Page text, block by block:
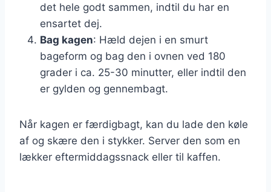
det hele godt sammen, indtil du har en
ensartet dej.
Bag kagen: Hæld dejen i en smurt
bageform og bag den i ovnen ved 180
grader i ca. 25-30 minutter, eller indtil den
er gylden og gennembagt.
Når kagen er færdigbagt, kan du lade den køle
af og skære den i stykker. Server den som en
lækker eftermiddagssnack eller til kaffen.